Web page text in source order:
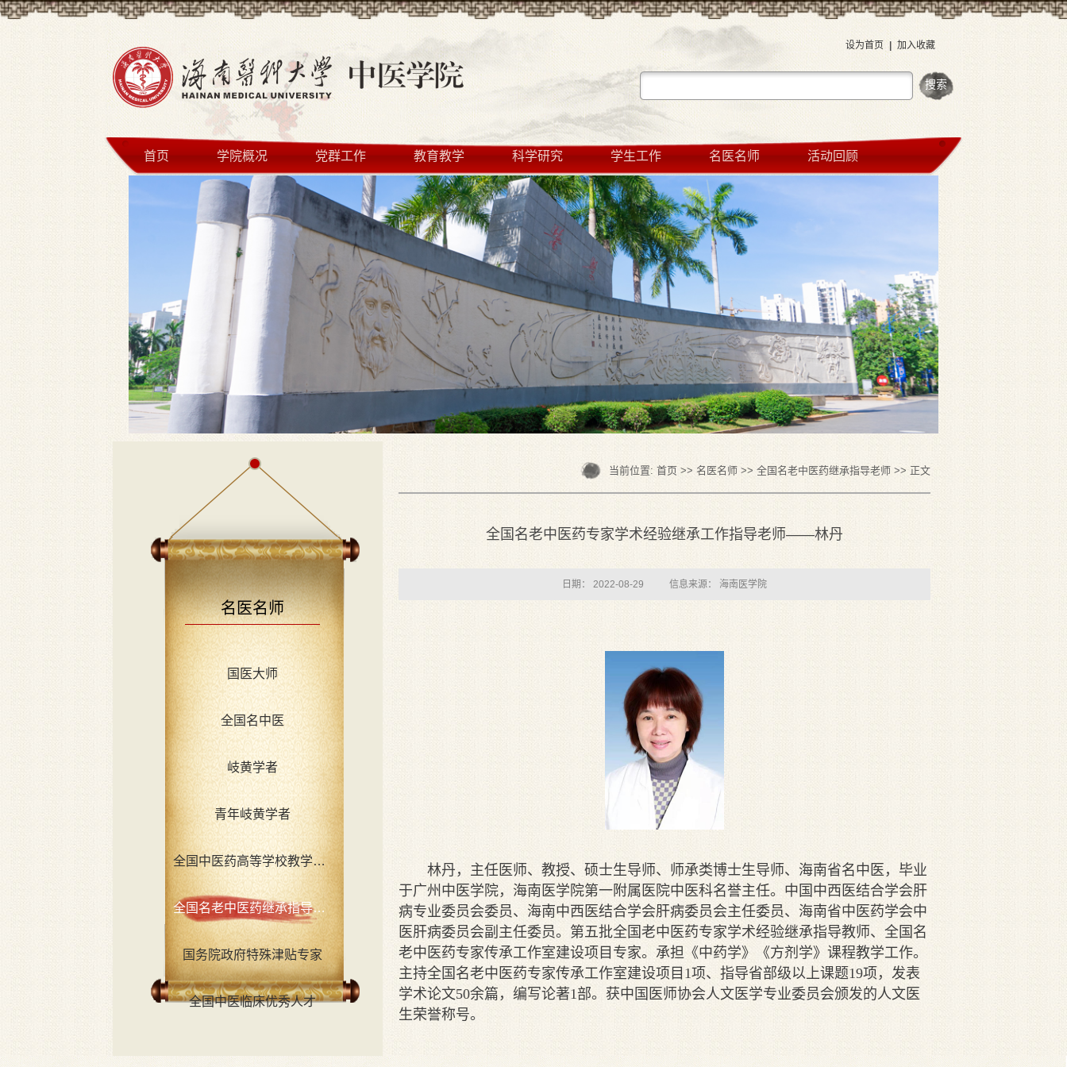
设为首页 加入收藏
首页 学院概况 党群工作 教育教学 科学研究 学生工作 名医名师 活动回顾
名医名师
国医大师
全国名中医
岐黄学者
青年岐黄学者
全国中医药高等学校教学名师
全国名老中医药继承指导老师
国务院政府特殊津贴专家
全国中医临床优秀人才
当前位置: 首页 >> 名医名师 >> 全国名老中医药继承指导老师 >> 正文
全国名老中医药专家学术经验继承工作指导老师——林丹
日期： 2022-08-29 信息来源： 海南医学院
林丹，主任医师、教授、硕士生导师、师承类博士生导师、海南省名中医，毕业
于广州中医学院，海南医学院第一附属医院中医科名誉主任。中国中西医结合学会肝
病专业委员会委员、海南中西医结合学会肝病委员会主任委员、海南省中医药学会中
医肝病委员会副主任委员。第五批全国老中医药专家学术经验继承指导教师、全国名
老中医药专家传承工作室建设项目专家。承担《中药学》《方剂学》课程教学工作。
主持全国名老中医药专家传承工作室建设项目1项、指导省部级以上课题19项，发表
学术论文50余篇，编写论著1部。获中国医师协会人文医学专业委员会颁发的人文医
生荣誉称号。